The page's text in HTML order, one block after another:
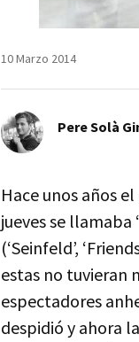
10 Marzo 2014
Pere Solà
Hace unos años
jueves se llamaba
(‘Seinfeld’,
estas no tuvieran
espectadores
despidió y ahora